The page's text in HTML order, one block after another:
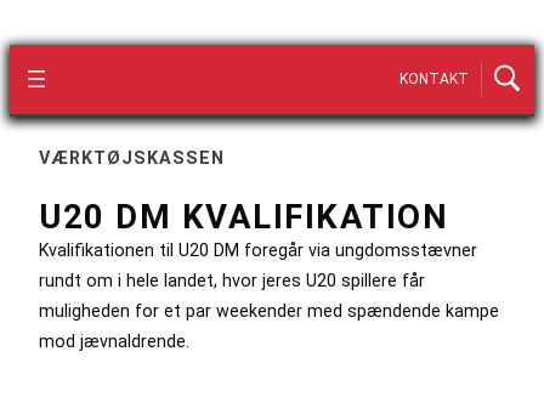
KONTAKT
VÆRKTØJSKASSEN
U20 DM KVALIFIKATION
Kvalifikationen til U20 DM foregår via ungdomsstævner
rundt om i hele landet, hvor jeres U20 spillere får
muligheden for et par weekender med spændende kampe
mod jævnaldrende.